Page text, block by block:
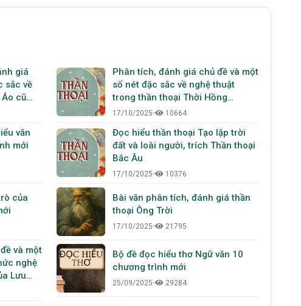
giá
sắc về
cũ
văn
mới
của
và một
nghệ
Lưu
Phân tích, đánh giá chủ đề và một
số nét đặc sắc về nghệ thuật
trong thần thoại Thời Hồng
Hoang, trích từ Thần thoại Nhật
17/10/2025• 10664
Đọc hiểu thần thoại Tạo lập trời
đất và loài người, trích Thần thoại
Bắc Âu
17/10/2025• 10376
Bài văn phân tích, đánh giá thần
thoại Ông Trời
17/10/2025• 21795
Bộ đề đọc hiểu thơ Ngữ văn 10
chương trình mới
25/09/2025• 29284